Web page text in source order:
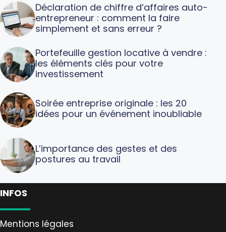
Déclaration de chiffre d’affaires auto-
entrepreneur : comment la faire
simplement et sans erreur ?
Portefeuille gestion locative à vendre :
les éléments clés pour votre
investissement
Soirée entreprise originale : les 20
idées pour un événement inoubliable
L’importance des gestes et des
postures au travail
INFOS
Mentions légales